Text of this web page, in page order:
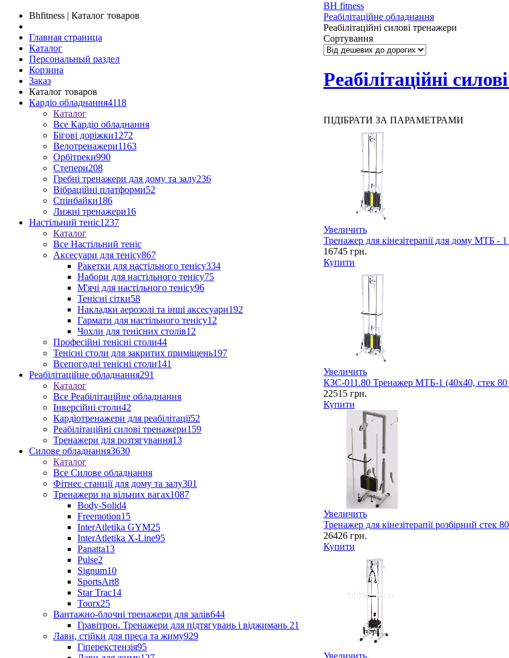
Bhfitness | Каталог товаров
Главная страница
Каталог
Персональный раздел
Корзина
Заказ
Каталог товаров
Кардіо обладнання4118
Каталог
Все Кардіо обладнання
Бігові доріжки1272
Велотренажери1163
Орбітреки990
Степери208
Гребні тренажери для дому та залу236
Вібраційні платформи52
Спінбайки186
Лижні тренажери16
Настільний теніс1237
Каталог
Все Настільний теніс
Аксесуари для тенісу867
Ракетки для настільного тенісу334
Набори для настільного тенісу75
М'ячі для настільного тенісу96
Тенісні сітки58
Накладки аерозолі та інші аксесуари192
Гармати для настільного тенісу12
Чохли для тенісних столів12
Професійні тенісні столи44
Тенісні столи для закритих приміщень197
Всепогодні тенісні столи141
Реабілітаційне обладнання291
Каталог
Все Реабілітаційне обладнання
Інверсійні столи42
Кардіотренажери для реабілітації52
Реабілітаційні силові тренажери159
Тренажери для розтягування13
Силове обладнання3630
Каталог
Все Силове обладнання
Фітнес станції для дому та залу301
Тренажери на вільних вагах1087
Body-Solid4
Freemotion15
InterAtletika GYM25
InterAtletika X-Line95
Panatta13
Pulse2
Signum10
SportsArt8
Star Trac14
Toorx25
Вантажно-блочні тренажери для залів644
Гравітрон. Тренажери для підтягувань і віджимань 21
Лави, стійки для преса та жиму929
Гіперекстензія95
BH fitness
Реабілітаційне обладнання
Реабілітаційні силові тренажери
Сортування
Реабілітаційні
ПІДІБРАТИ ЗА ПАРАМЕТРАМИ
Увеличить
Тренажер для кінезітерапії для дому МТБ
16745 грн.
Купити
Увеличить
КЗС-011.80 Тренажер МТБ-1 (40х40, стек 80
22515 грн.
Купити
Увеличить
Тренажер для кінезітерапії розбірний
26426 грн.
Купити
Увеличить